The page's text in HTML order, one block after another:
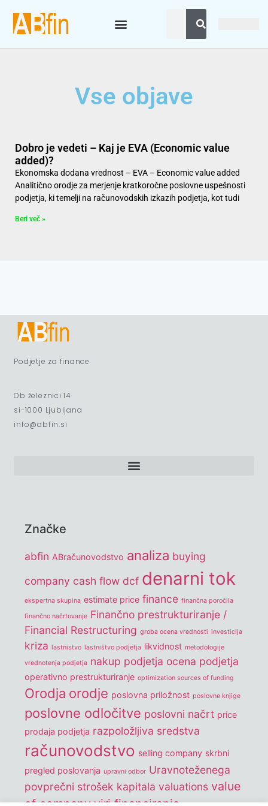
Vse objave
Dobro je vedeti – Kaj je EVA (Economic value
added)?
Ekonomska dodana vrednost – EVA – Economic value added
Analitično orodje za merjenje kratkoročne poslovne uspešnosti
podjetja, ki temelji na računovodskih izkazih podjetja, kot tudi
Beri več »
Podjetje za finance
Ob železnici 14
si-1000 Ljubljana
info@abfin.si
Značke
abfin ABračunovodstvo analiza buying
company cash flow dcf denarni tok
ekspertna skupina estimate price finance finančna poročila
finančno načrtovanje Finančno prestrukturiranje /
Financial Restructuring groba ocena vrednosti investicija
kriza lastnistvo lastništvo podjetja likvidnost metodologije
vrednotenja podjetja nakup podjetja ocena podjetja
operativno prestrukturiranje optimization sources of funding
Orodja orodje poslovna priložnost poslovne knjige
poslovne odločitve poslovni načrt price
prodaja podjetja razpoložljiva sredstva
računovodstvo selling company skrbni
pregled poslovanja upravni odbor Uravnoteženega
povprečni strošek kapitala valuations value